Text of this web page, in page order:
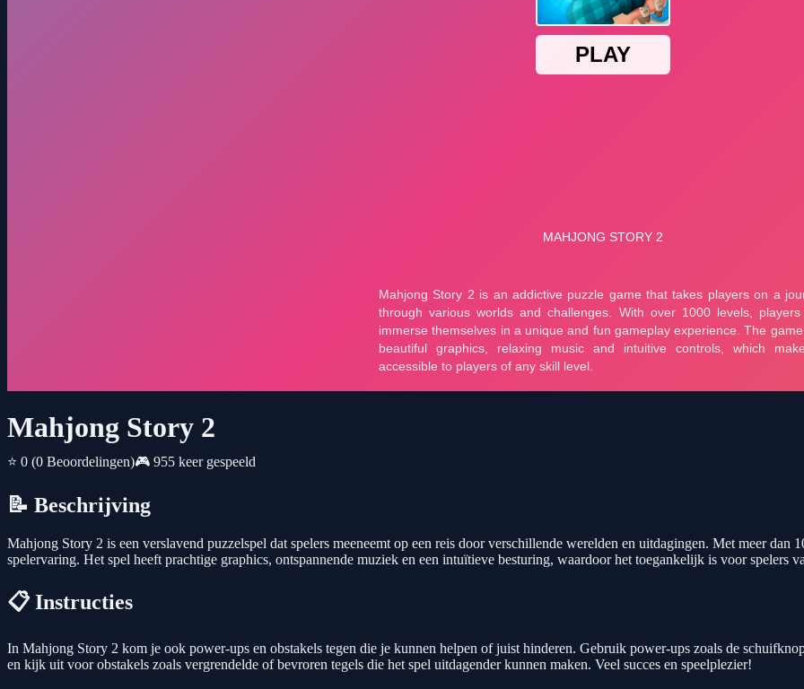
Mahjong Story 2
⭐ 0 (0 Beoordelingen)🎮 955 keer gespeeld
📝 Beschrijving
Mahjong Story 2 is een verslavend puzzelspel dat spelers meeneemt op een reis door verschillende werelden en uitdagingen. Met meer dan
spelervaring. Het spel heeft prachtige graphics, ontspannende muziek en een intuïtieve besturing, waardoor het toegankelijk is voor spelers
📋 Instructies
In Mahjong Story 2 kom je ook power-ups en obstakels tegen die je kunnen helpen of juist hinderen. Gebruik power-ups zoals de
en kijk uit voor obstakels zoals vergrendelde of bevroren tegels die het spel uitdagender kunnen maken. Veel succes en speelplezier!